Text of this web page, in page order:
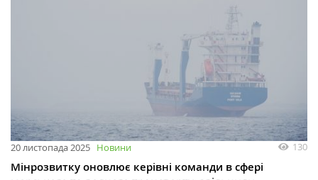
20 листопада 2025 Новини 130
Мінрозвитку оновлює керівні команди в сфері